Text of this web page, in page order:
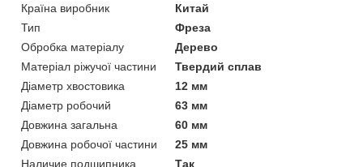
Країна виробник
Китай
Тип
Фреза
Обробка матеріалу
Дерево
Матеріал ріжучої частини
Твердий сплав
Діаметр хвостовика
12 мм
Діаметр робочий
63 мм
Довжина загальна
60 мм
Довжина робочої частини
25 мм
Наличие подшипника
Так